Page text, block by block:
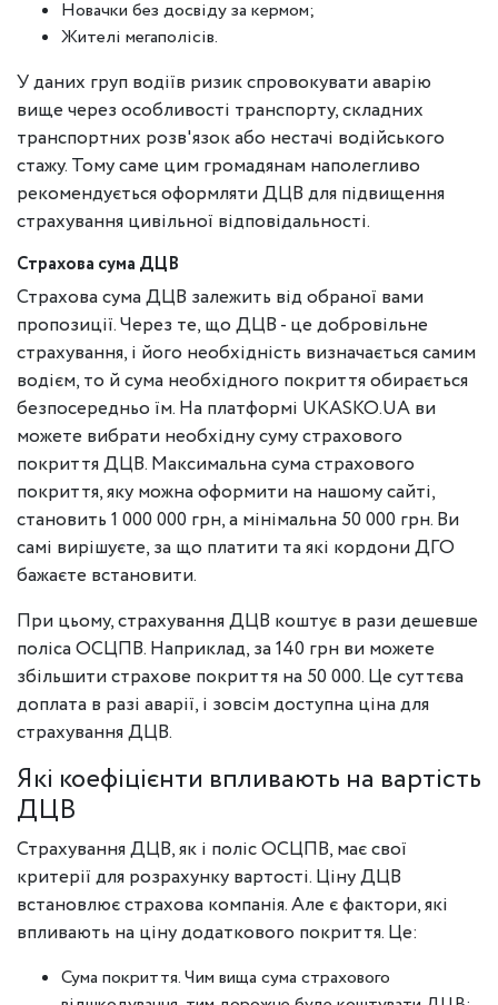
Новачки без досвіду за кермом;
Жителі мегаполісів.
У даних груп водіїв ризик спровокувати аварію
вище через особливості транспорту, складних
транспортних розв'язок або нестачі водійського
стажу. Тому саме цим громадянам наполегливо
рекомендується оформляти ДЦВ для підвищення
страхування цивільної відповідальності.
Страхова сума ДЦВ
Страхова сума ДЦВ залежить від обраної вами
пропозиції. Через те, що ДЦВ - це добровільне
страхування, і його необхідність визначається самим
водієм, то й сума необхідного покриття обирається
безпосередньо їм. На платформі UKASKO.UA ви
можете вибрати необхідну суму страхового
покриття ДЦВ. Максимальна сума страхового
покриття, яку можна оформити на нашому сайті,
становить 1 000 000 грн, а мінімальна 50 000 грн. Ви
самі вирішуєте, за що платити та які кордони ДГО
бажаєте встановити.
При цьому, страхування ДЦВ коштує в рази дешевше
поліса ОСЦПВ. Наприклад, за 140 грн ви можете
збільшити страхове покриття на 50 000. Це суттєва
доплата в разі аварії, і зовсім доступна ціна для
страхування ДЦВ.
Які коефіцієнти впливають на вартість
ДЦВ
Страхування ДЦВ, як і поліс ОСЦПВ, має свої
критерії для розрахунку вартості. Ціну ДЦВ
встановлює страхова компанія. Але є фактори, які
впливають на ціну додаткового покриття. Це:
Сума покриття. Чим вища сума страхового